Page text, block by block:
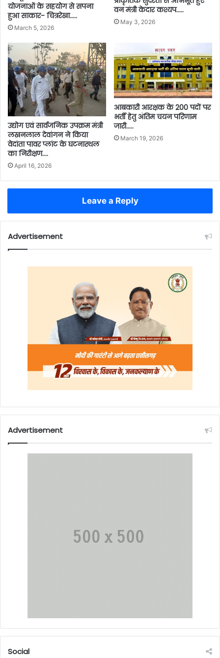
योजनाओं के सहयोग से सपना
हुआ साकार- चित्ररेखा…..
March 5, 2026
वन मंत्री केदार कश्यप…..
May 3, 2026
उद्योग एवं सार्वजनिक उपक्रम मंत्री
लखनलाल देवांगन ने किया
वेदांता पावर प्लांट के घटनास्थल
का निरीक्षण….
April 16, 2026
आबकारी आरक्षक के 200 पदों पर
भर्ती हेतु अंतिम चयन परिणाम
जारी…..
March 19, 2026
Leave a Reply
Advertisement
Advertisement
Social